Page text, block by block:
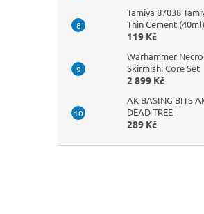
Tamiya 87038
Thin Cement (40ml)
119 Kč
Warhammer
Skirmish: Core Set
2 899 Kč
AK BASING BITS
DEAD TREE
289 Kč